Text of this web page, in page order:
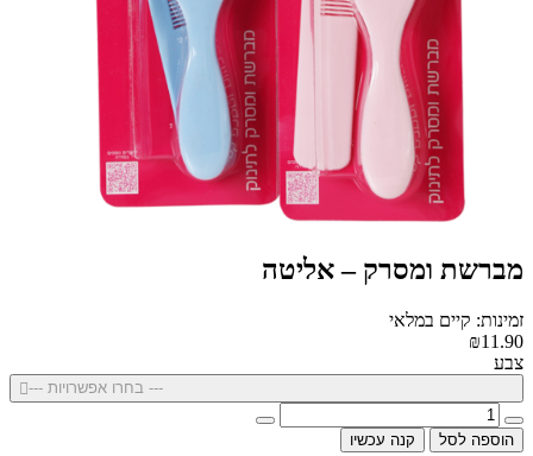
מברשת ומסרק – אליטה
זמינות: קיים במלאי
₪11.90
צבע
--- בחרו אפשרויות ---
הוספה לסל קנה עכשיו